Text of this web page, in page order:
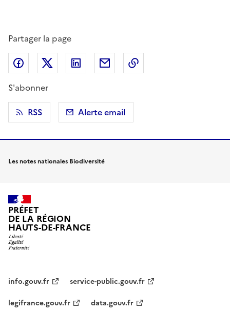
Partager la page
Partager sur Facebook
Partager sur X (anciennement Twitter)
Partager sur LinkedIn
Partager par email
S'abonner
RSS
Alerte email
Les notes nationales Biodiversité
PRÉFET
DE LA RÉGION
HAUTS-DE-FRANCE
info.gouv.fr
service-public.gouv.fr
legifrance.gouv.fr
data.gouv.fr